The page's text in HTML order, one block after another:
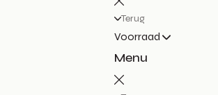
Terug
Voorraad
Menu